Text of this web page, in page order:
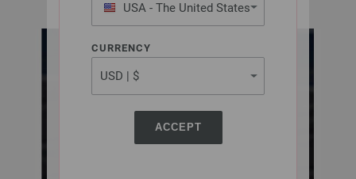
USA - The United States
of America
CURRENCY
ACCEPT